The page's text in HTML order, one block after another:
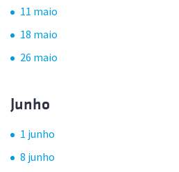
11 maio
18 maio
26 maio
Junho
1 junho
8 junho